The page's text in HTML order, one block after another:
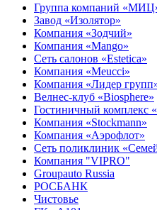
Группа компаний
Завод «Изолятор»
Компания «Зодчий»
Компания «Mango»
Сеть салонов «Estetica»
Компания «Meucci»
Компания «Лидер
Велнес-клуб «Biosphere»
Гостиничный комплекс
Компания «Stockmann»
Компания «Аэрофлот»
Сеть поликлиник
Компания "VIPRO"
Groupauto Russia
РОСБАНК
Чистовье